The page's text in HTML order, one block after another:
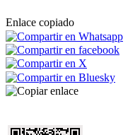
Enlace copiado